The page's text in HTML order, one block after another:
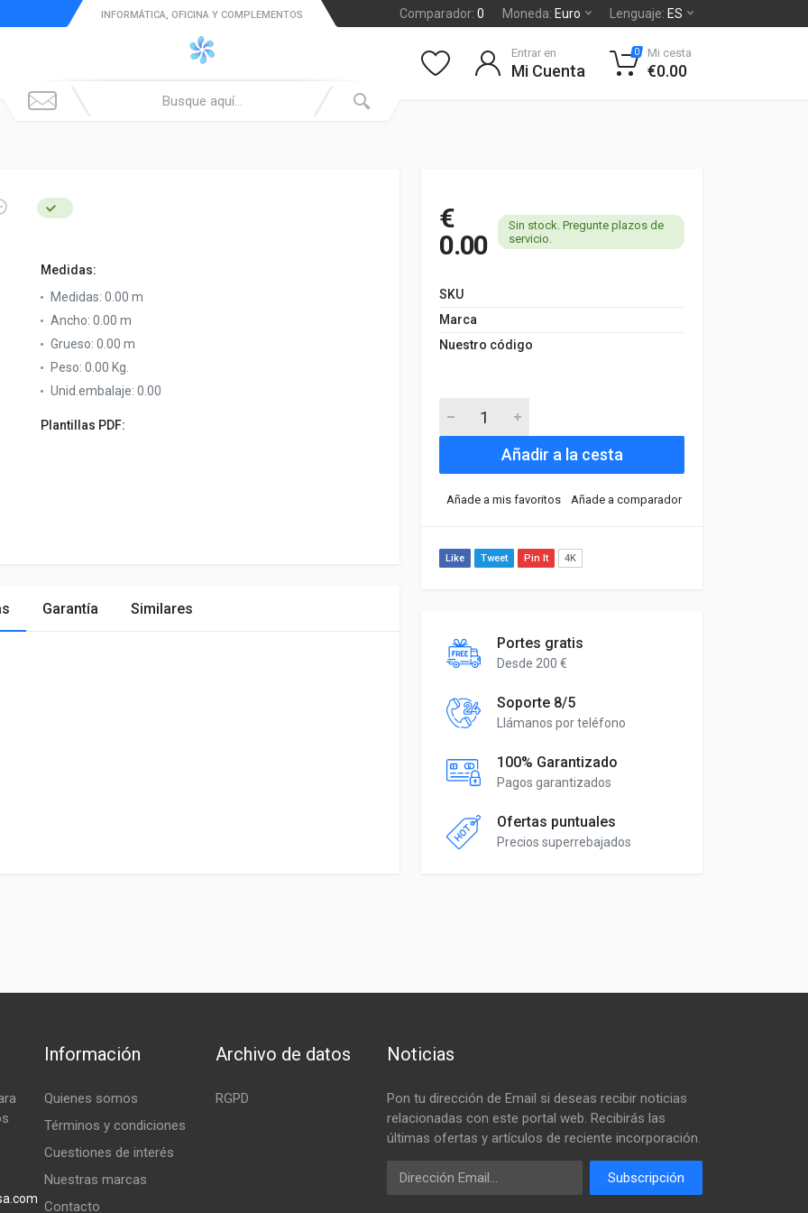
Comparador: 0 Moneda: Euro Lenguaje: ES
INFORMÁTICA, OFICINA Y COMPLEMENTOS
Entrar en
Mi Cuenta
0 Mi cesta
€0.00
Medidas:
Medidas: 0.00 m
Ancho: 0.00 m
Grueso: 0.00 m
Peso: 0.00 Kg.
Unid.embalaje: 0.00
Plantillas PDF:
€
0.00
Sin stock. Pregunte plazos de
servicio.
SKU
Marca
Nuestro código
Añadir a la cesta
Añade a mis favoritos Añade a comparador
Like Tweet Pin It 4K
Portes gratis
Desde 200 €
Soporte 8/5
Llámanos por teléfono
100% Garantizado
Pagos garantizados
Ofertas puntuales
Precios superrebajados
Garantía Similares
Información
Quienes somos
Términos y condiciones
Cuestiones de interés
Nuestras marcas
Contacto
Archivo de datos
RGPD
Noticias
Pon tu dirección de Email si deseas recibir noticias
relacionadas con este portal web. Recibirás las
últimas ofertas y artículos de reciente incorporación.
Email
Subscripción